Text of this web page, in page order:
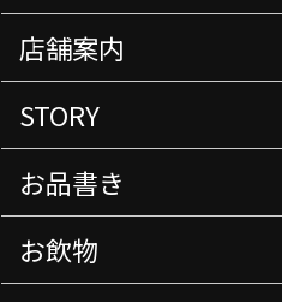
店舗案内
STORY
お品書き
お飲物